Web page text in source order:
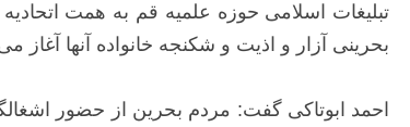
تبلیغات اسلامی حوزه علمیه قم به همت
بحرینی آزار و اذیت و شکنجه خانواده آنها
احمد ابوتاکی گفت: مردم بحرین از حضور